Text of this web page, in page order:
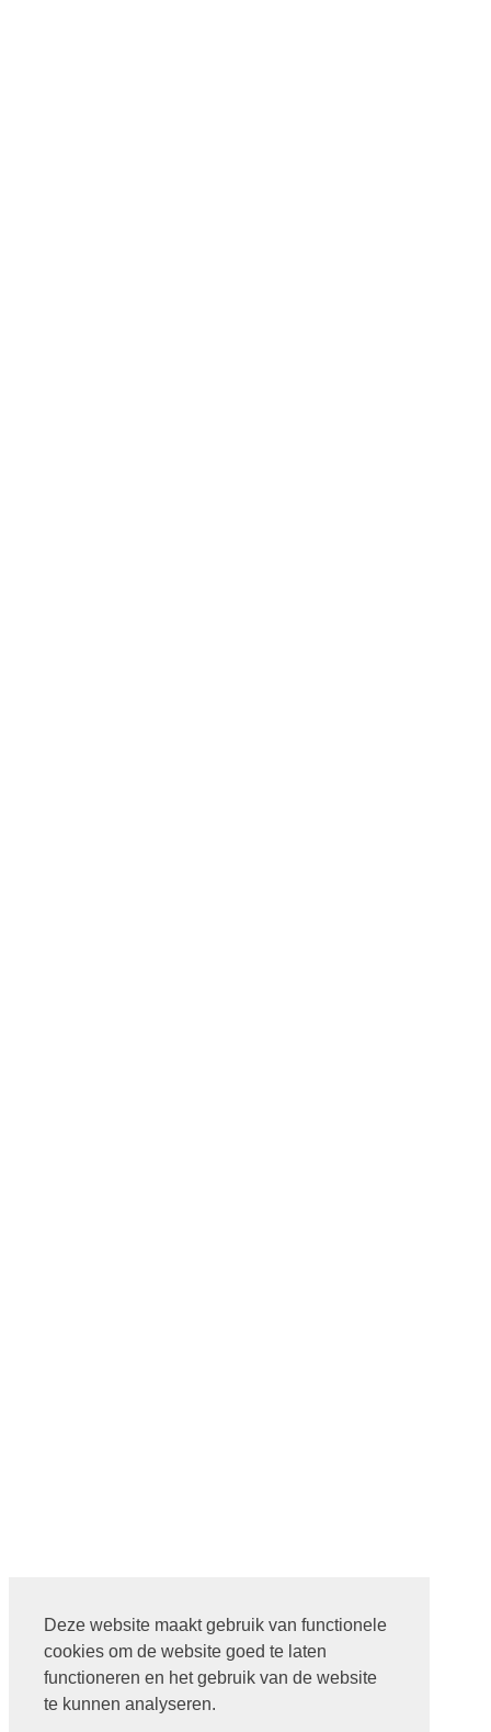
Deze website maakt gebruik van functionele
cookies om de website goed te laten
functioneren en het gebruik van de website
te kunnen analyseren.